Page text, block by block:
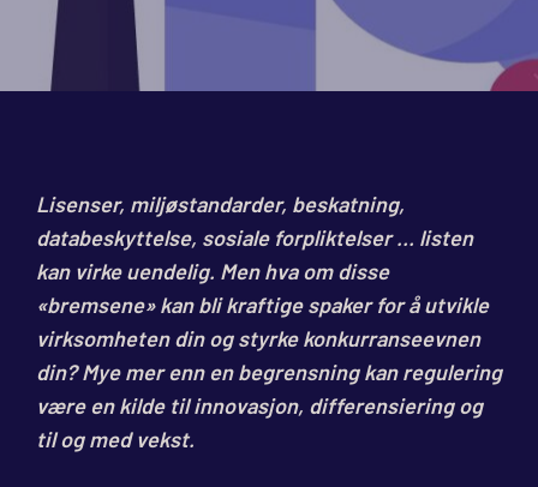
Lisenser, miljøstandarder, beskatning,
databeskyttelse, sosiale forpliktelser … listen
kan virke uendelig. Men hva om disse
«bremsene» kan bli kraftige spaker for å utvikle
virksomheten din og styrke konkurranseevnen
din? Mye mer enn en begrensning kan regulering
være en kilde til innovasjon, differensiering og
til og med vekst.